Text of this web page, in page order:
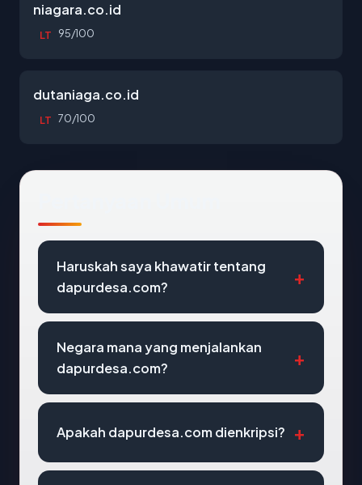
niagara.co.id
LT 95/100
dutaniaga.co.id
LT 70/100
Haruskah saya khawatir tentang
dapurdesa.com?
Negara mana yang menjalankan
dapurdesa.com?
Apakah dapurdesa.com dienkripsi?